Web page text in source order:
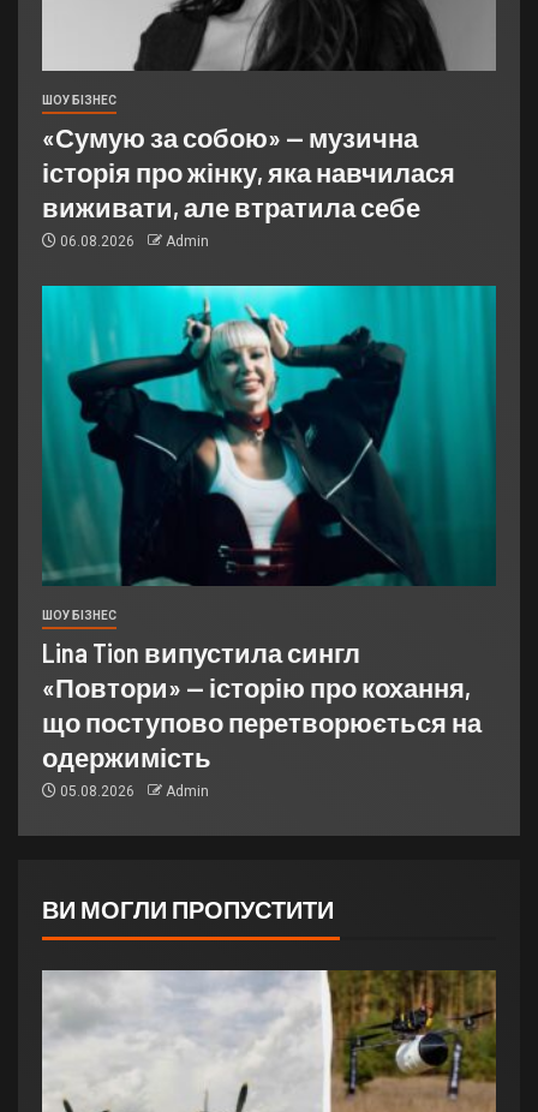
ШОУ БІЗНЕС
«Сумую за собою» — музична
історія про жінку, яка навчилася
виживати, але втратила себе
06.08.2026 Admin
ШОУ БІЗНЕС
Lina Tion випустила сингл
«Повтори» — історію про кохання,
що поступово перетворюється на
одержимість
05.08.2026 Admin
ВИ МОГЛИ ПРОПУСТИТИ